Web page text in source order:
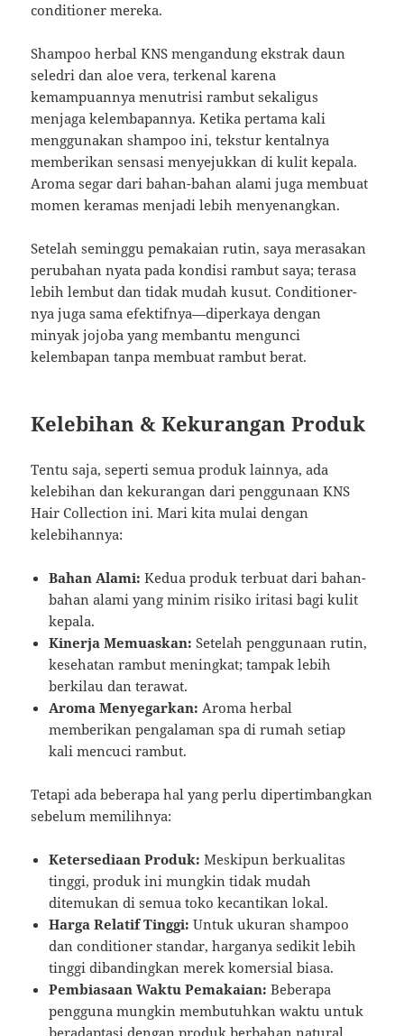
conditioner mereka.
Shampoo herbal KNS mengandung ekstrak daun
seledri dan aloe vera, terkenal karena
kemampuannya menutrisi rambut sekaligus
menjaga kelembapannya. Ketika pertama kali
menggunakan shampoo ini, tekstur kentalnya
memberikan sensasi menyejukkan di kulit kepala.
Aroma segar dari bahan-bahan alami juga membuat
momen keramas menjadi lebih menyenangkan.
Setelah seminggu pemakaian rutin, saya merasakan
perubahan nyata pada kondisi rambut saya; terasa
lebih lembut dan tidak mudah kusut. Conditioner-
nya juga sama efektifnya—diperkaya dengan
minyak jojoba yang membantu mengunci
kelembapan tanpa membuat rambut berat.
Kelebihan & Kekurangan Produk
Tentu saja, seperti semua produk lainnya, ada
kelebihan dan kekurangan dari penggunaan KNS
Hair Collection ini. Mari kita mulai dengan
kelebihannya:
Bahan Alami: Kedua produk terbuat dari bahan-
bahan alami yang minim risiko iritasi bagi kulit
kepala.
Kinerja Memuaskan: Setelah penggunaan rutin,
kesehatan rambut meningkat; tampak lebih
berkilau dan terawat.
Aroma Menyegarkan: Aroma herbal
memberikan pengalaman spa di rumah setiap
kali mencuci rambut.
Tetapi ada beberapa hal yang perlu dipertimbangkan
sebelum memilihnya:
Ketersediaan Produk: Meskipun berkualitas
tinggi, produk ini mungkin tidak mudah
ditemukan di semua toko kecantikan lokal.
Harga Relatif Tinggi: Untuk ukuran shampoo
dan conditioner standar, harganya sedikit lebih
tinggi dibandingkan merek komersial biasa.
Pembiasaan Waktu Pemakaian: Beberapa
pengguna mungkin membutuhkan waktu untuk